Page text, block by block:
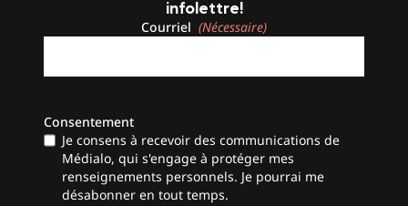
infolettre!
Courriel (Nécessaire)
Consentement
Je consens à recevoir des communications de
Médialo, qui s'engage à protéger mes
renseignements personnels. Je pourrai me
désabonner en tout temps.